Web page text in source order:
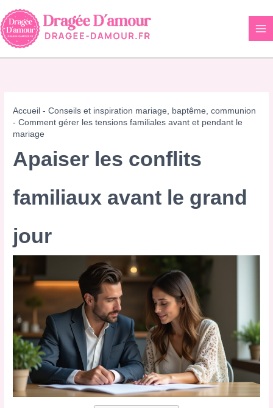
Aller
au
contenu
Accueil -Conseils et inspiration mariage, baptême, communion
-Comment gérer les tensions familiales avant et pendant le
mariage
Apaiser les conflits
familiaux avant le grand
jour